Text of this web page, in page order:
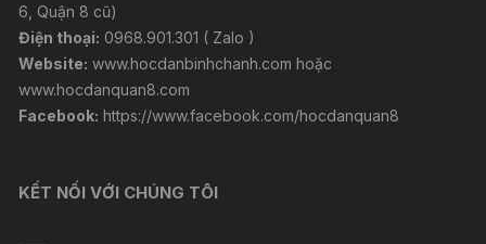
6, Quận 8 cũ)
Điện thoại: 0968.901.301 ( Zalo )
Website: www.hocdanbinhchanh.com hoặc
www.hocdanquan8.com
Facebook: https://www.facebook.com/hocdanquan8
KẾT NỐI VỚI CHÚNG TÔI